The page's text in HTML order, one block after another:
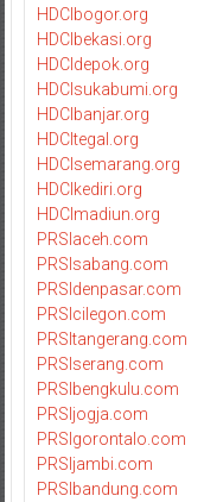
HDCIbogor.org
HDCIbekasi.org
HDCIdepok.org
HDCIsukabumi.org
HDCIbanjar.org
HDCItegal.org
HDCIsemarang.org
HDCIkediri.org
HDCImadiun.org
PRSIaceh.com
PRSIsabang.com
PRSIdenpasar.com
PRSIcilegon.com
PRSItangerang.com
PRSIserang.com
PRSIbengkulu.com
PRSIjogja.com
PRSIgorontalo.com
PRSIjambi.com
PRSIbandung.com